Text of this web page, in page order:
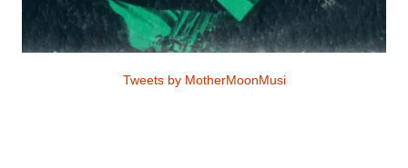
Tweets by MotherMoonMusi